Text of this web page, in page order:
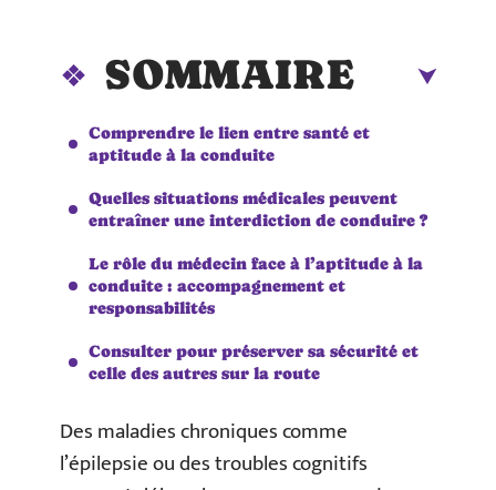
SOMMAIRE
Comprendre le lien entre santé et
aptitude à la conduite
Quelles situations médicales peuvent
entraîner une interdiction de conduire ?
Le rôle du médecin face à l’aptitude à la
conduite : accompagnement et
responsabilités
Consulter pour préserver sa sécurité et
celle des autres sur la route
Des maladies chroniques comme
l’épilepsie ou des troubles cognitifs